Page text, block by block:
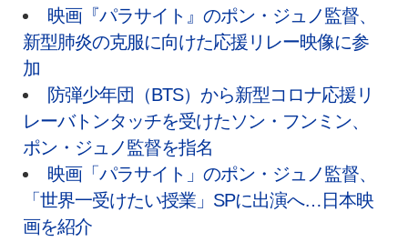
映画『パラサイト』のポン・ジュノ監督、
新型肺炎の克服に向けた応援リレー映像に参
加
防弾少年団（BTS）から新型コロナ応援リ
レーバトンタッチを受けたソン・フンミン、
ポン・ジュノ監督を指名
映画「パラサイト」のポン・ジュノ監督、
「世界一受けたい授業」SPに出演へ…日本映
画を紹介